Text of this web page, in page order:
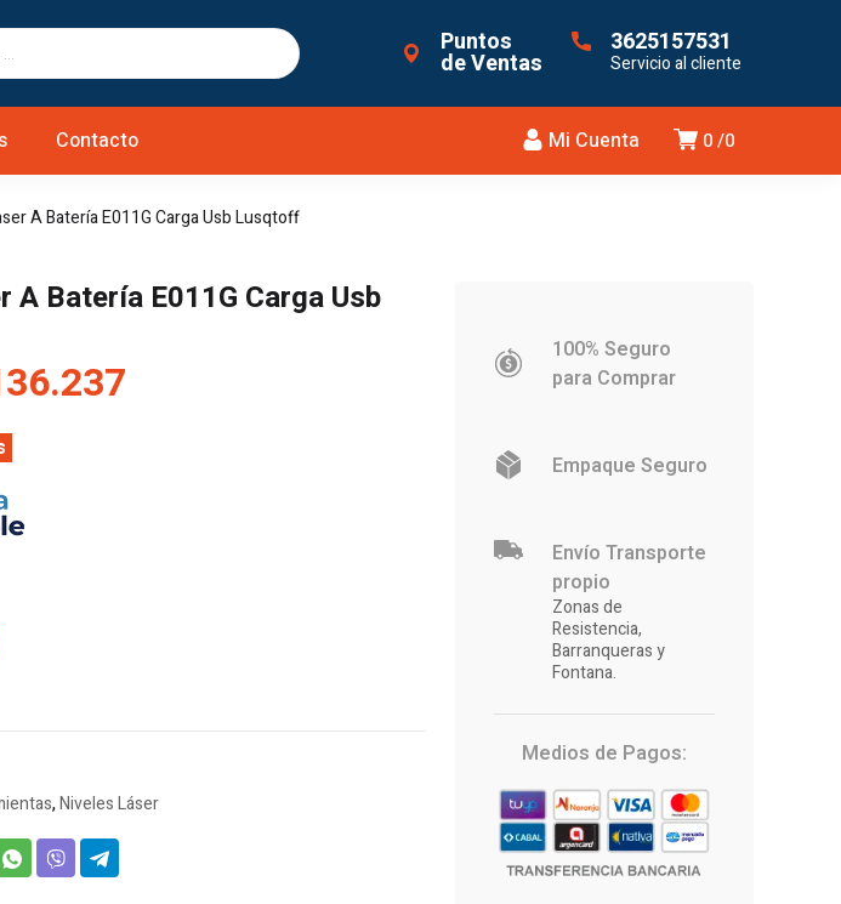
Puntos
de Ventas
3625157531
Servicio al cliente
0 0
Mi Cuenta
Contacto
A Batería E011G Carga Usb Lusqtoff
A Batería E011G Carga Usb
,Niveles Láser
100% Seguro
para Comprar
Empaque Seguro
Envío Transporte
propio
Zonas de
Resistencia,
Barranqueras y
Fontana.
Medios de Pagos: